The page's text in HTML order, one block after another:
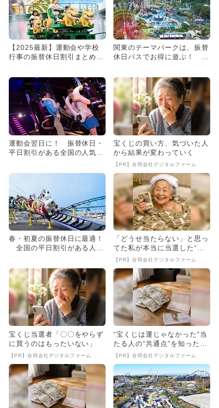
【2025最新】運動会や学校
行事の振替休日割引まとめ！
設...
関東のテーマパークは、振替
休日パスでお得に遊ぶ！ オ
運動会翌日に！ 振替休日・
平日割引がある全国の人気施
宝くじの買い方、気づいた人
から結果が変わっていく
【PR】合同会社デジタルファーム
春・初夏の振替休日に最適！
全国の平日割引がある人気
「どうせ当たらない」と思っ
てた私が本当に当選した“買
い方”がこれ
【PR】合同会社デジタルファーム
宝くじ当選者「〇〇をやらず
に買うのはもったいない」
【PR】合同会社デジタルファーム
“宝くじは運じゃなかった”当
たる人の“共通点”を知っただ
け
【PR】合同会社デジタルファーム